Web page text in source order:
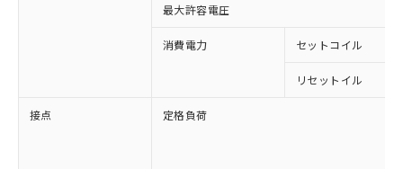
最大許容電圧
消費電力 セットコイル
リセットイル
接点 定格負荷